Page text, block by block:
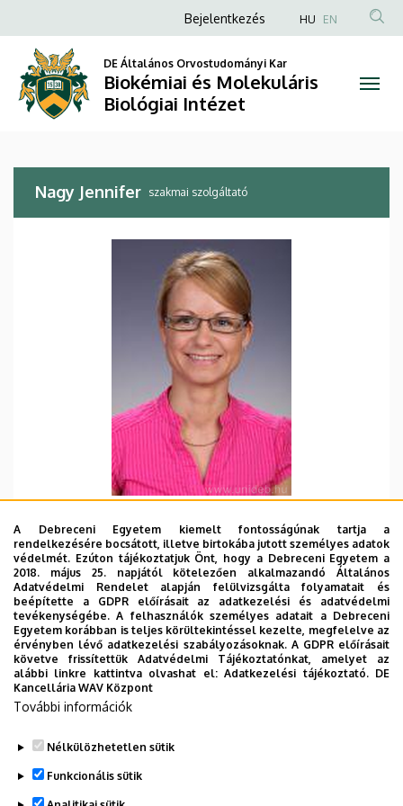
Jennifer
Biokémiai
és
Molekuláris
Biológiai
a
tartalomra
Anonim
fiók
menüje
Bejelentkezés HU EN
DE Általános Orvostudományi Kar
Biokémiai és Molekuláris
Biológiai Intézet
Nagy Jennifer szakmai szolgáltató
Debreceni Egyetem, Általános Orvostudományi
Kar, Biokémiai és Molekuláris Biológiai Intézet
Központi telefonszám, mellék
+36 52 512 900 / 65820
Email
nagy.jennifer@med.unideb.hu
Cím
4032 Debrecen, Egyetem tér 1.
Weboldalak
A Debreceni Egyetem kiemelt fontosságúnak tartja a
rendelkezésére bocsátott, illetve birtokába jutott személyes adatok
védelmét. Ezúton tájékoztatjuk Önt, hogy a Debreceni Egyetem a
2018. május 25. napjától kötelezően alkalmazandó Általános
Adatvédelmi Rendelet alapján felülvizsgálta folyamatait és
beépítette a GDPR előírásait az adatkezelési és adatvédelmi
tevékenységébe. A felhasználók személyes adatait a Debreceni
Egyetem korábban is teljes körültekintéssel kezelte, megfelelve az
érvényben lévő adatkezelési szabályozásoknak. A GDPR előírásait
követve frissítettük Adatvédelmi Tájékoztatónkat, amelyet az
alábbi linkre kattintva olvashat el:Adatkezelési tájékoztató. DE
Kancellária WAV Központ
További információk
Nélkülözhetetlen sütik
Funkcionális sütik